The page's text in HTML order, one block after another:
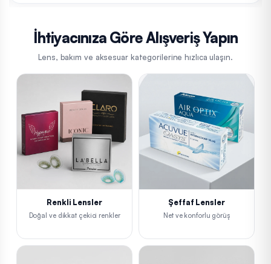
İhtiyacınıza Göre Alışveriş Yapın
Lens, bakım ve aksesuar kategorilerine hızlıca ulaşın.
Renkli Lensler
Doğal ve dikkat çekici renkler
Şeffaf Lensler
Net ve konforlu görüş